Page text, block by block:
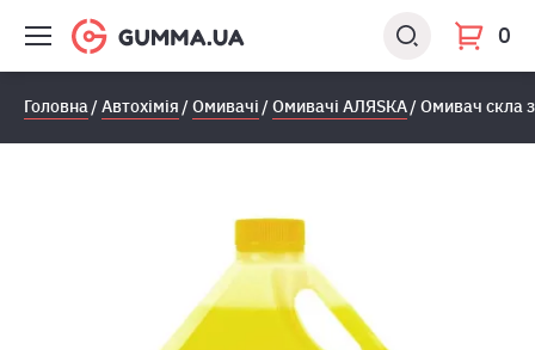
0
Головна Автохімія Омивачі Омивачі АЛЯSКА Омивач скла